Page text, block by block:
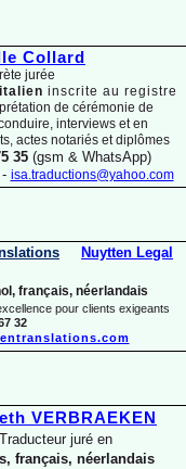
Collard
jurée
italien inscrite au registre
de cérémonie de
interviews et en
actes notariés et diplômes
35(gsm & WhatsApp)
- isa.traductions@yahoo.com
Nuytten Legal
français, néerlandais
pour clients exigeants
32
VERBRAEKEN
Traducteur juré en
français, néerlandais